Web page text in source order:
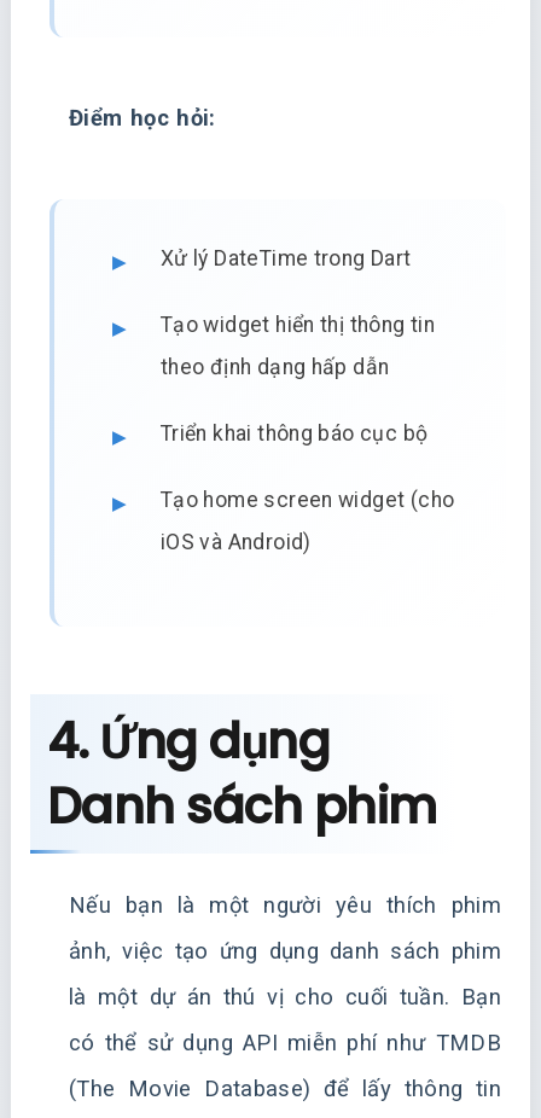
Điểm học hỏi:
Xử lý DateTime trong Dart
Tạo widget hiển thị thông tin
theo định dạng hấp dẫn
Triển khai thông báo cục bộ
Tạo home screen widget (cho
iOS và Android)
4. Ứng dụng
Danh sách phim
Nếu bạn là một người yêu thích phim
ảnh, việc tạo ứng dụng danh sách phim
là một dự án thú vị cho cuối tuần. Bạn
có thể sử dụng API miễn phí như TMDB
(The Movie Database) để lấy thông tin